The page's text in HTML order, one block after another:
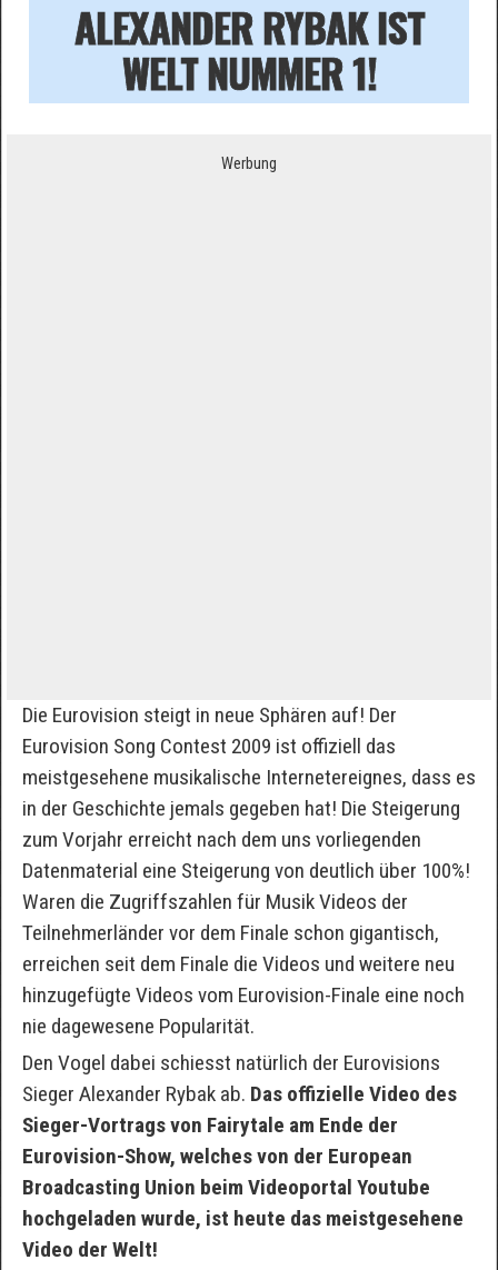
ALEXANDER RYBAK IST
WELT NUMMER 1!
Werbung
Die Eurovision steigt in neue Sphären auf! Der
Eurovision Song Contest 2009 ist offiziell das
meistgesehene musikalische Internetereignes, dass es
in der Geschichte jemals gegeben hat! Die Steigerung
zum Vorjahr erreicht nach dem uns vorliegenden
Datenmaterial eine Steigerung von deutlich über 100%!
Waren die Zugriffszahlen für Musik Videos der
Teilnehmerländer vor dem Finale schon gigantisch,
erreichen seit dem Finale die Videos und weitere neu
hinzugefügte Videos vom Eurovision-Finale eine noch
nie dagewesene Popularität.
Den Vogel dabei schiesst natürlich der Eurovisions
Sieger Alexander Rybak ab. Das offizielle Video des
Sieger-Vortrags von Fairytale am Ende der
Eurovision-Show, welches von der European
Broadcasting Union beim Videoportal Youtube
hochgeladen wurde, ist heute das meistgesehene
Video der Welt!